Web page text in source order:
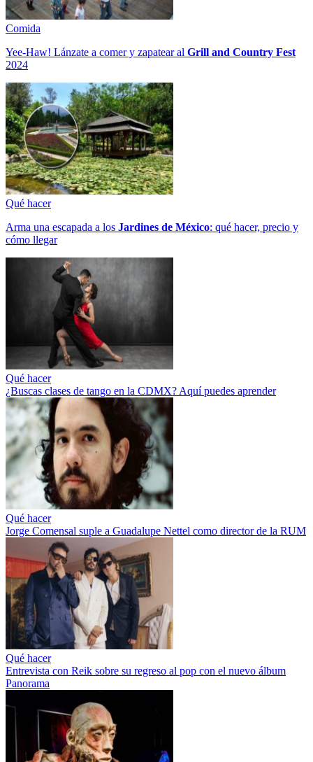
Comida
Yee-Haw! Lánzate a comer y zapatear al Grill and Country Fest
2024
Qué hacer
Arma una escapada a los Jardines de México: qué hacer, precio y
cómo llegar
Qué hacer
¿Buscas clases de tango en la CDMX? Aquí puedes aprender
Qué hacer
Jorge Comensal suple a Guadalupe Nettel como director de la RUM
Qué hacer
Entrevista con Reik sobre su regreso al pop con el nuevo álbum
Panorama